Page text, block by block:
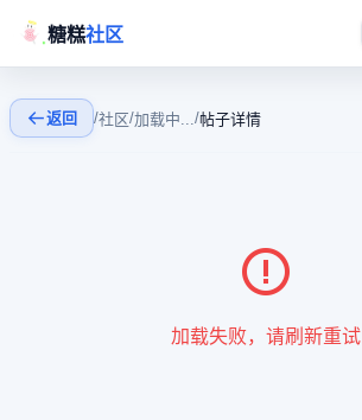
糖糕社区
返回 /社区/加载中.../帖子详情
加载失败，请刷新重试